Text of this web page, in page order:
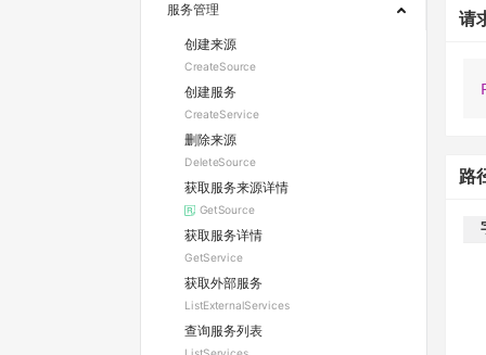
服务管理
创建来源
CreateSource
创建服务
CreateService
删除来源
DeleteSource
获取服务来源详情
GetSource
获取服务详情
GetService
获取外部服务
ListExternalServices
查询服务列表
请
路